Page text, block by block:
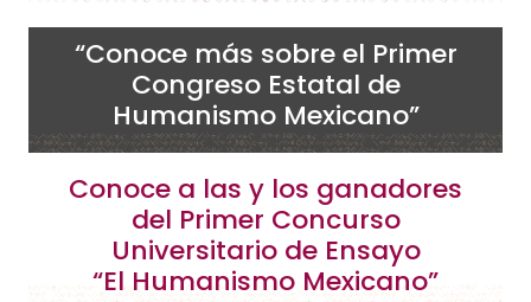
“Conoce más sobre el Primer
Congreso Estatal de
Humanismo Mexicano”
Conoce a las y los ganadores
del Primer Concurso
Universitario de Ensayo
“El Humanismo Mexicano”